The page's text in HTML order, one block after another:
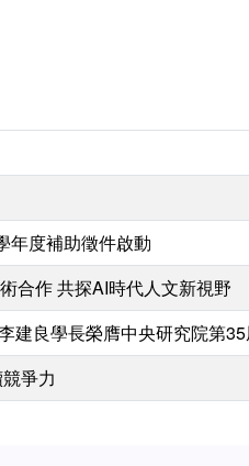
年度補助徵件啟動
合作 共探AI時代人文新視野
建良學長榮膺中央研究院第
爭力